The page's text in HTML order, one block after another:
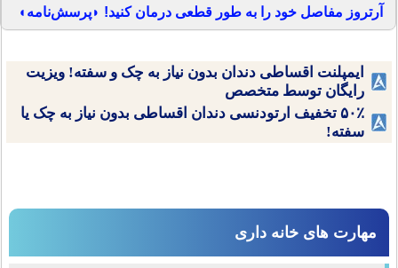
آرتروز مفاصل خود را به طور قطعی درمان کنید! ◗پرسش‌نامه◖
ایمپلنت اقساطی دندان بدون نیاز به چک و سفته! ویزیت
رایگان توسط متخصص
۵۰٪ تخفیف ارتودنسی دندان اقساطی بدون نیاز به چک یا
سفته!
مهارت های خانه داری